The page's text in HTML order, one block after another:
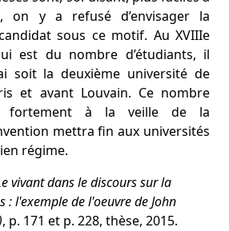
on y a refusé d’envisager la
sous ce motif. Au XVIIIe
est du nombre d’étudiants, il
soit la deuxième université de
et avant Louvain. Ce nombre
fortement à la veille de la
mettra fin aux universités
régime.
vivant dans le discours sur la
: l'exemple de l'oeuvre de John
, p. 171 et p. 228, thèse, 2015.